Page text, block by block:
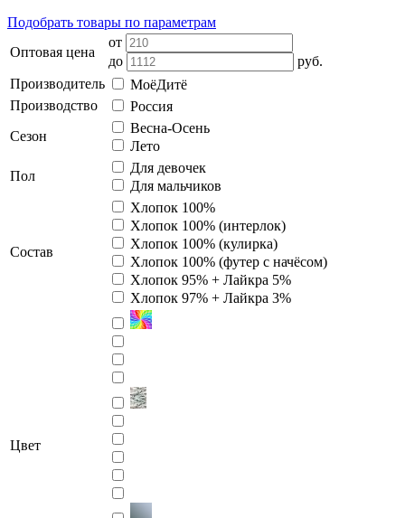
Подобрать товары по параметрам
Оптовая цена
от
до
руб.
Производитель
МоёДитё
Производство
Россия
Сезон
Весна-Осень
Лето
Пол
Для девочек
Для мальчиков
Состав
Хлопок 100%
Хлопок 100% (интерлок)
Хлопок 100% (кулирка)
Хлопок 100% (футер с начёсом)
Хлопок 95% + Лайкра 5%
Хлопок 97% + Лайкра 3%
Цвет